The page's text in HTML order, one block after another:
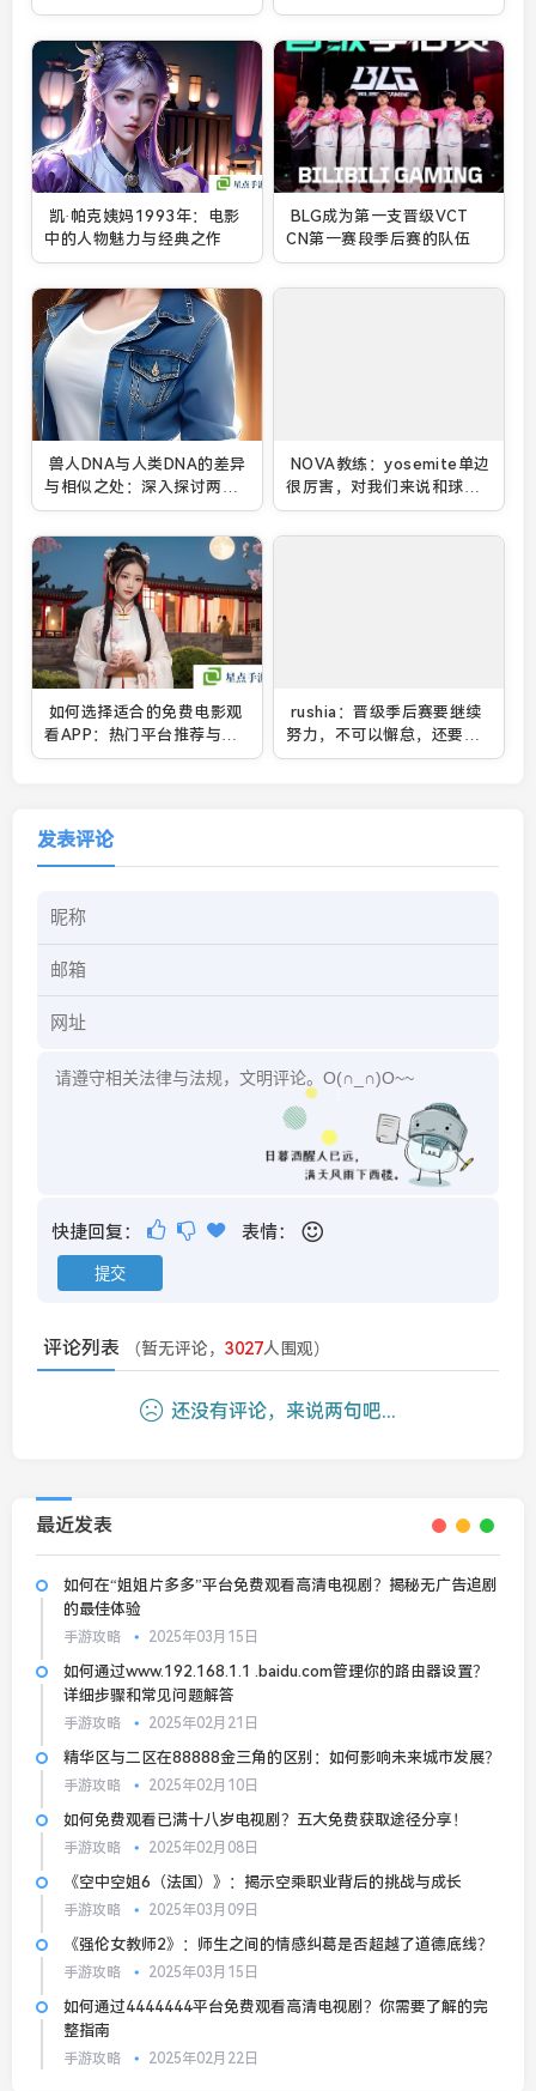
凯·帕克姨妈1993年：电影
中的人物魅力与经典之作
BLG成为第一支晋级VCT
CN第一赛段季后赛的队伍
兽人DNA与人类DNA的差异
与相似之处：深入探讨两者
基因结构的奥秘
NOVA教练：yosemite单边
很厉害，对我们来说和球球
一个量级
如何选择适合的免费电影观
看APP：热门平台推荐与使
用技巧
rushia：晋级季后赛要继续
努力，不可以懈怠，还要去
大师赛
发表评论
快捷回复： 表情：
评论列表 （暂无评论， 3027人围观）
还没有评论，来说两句吧...
最近发表
如何在“姐姐片多多”平台免费观看高清电视剧？揭秘无广告追剧
的最佳体验
手游攻略 2025年03月15日
如何通过www.192.168.1.1 .baidu.com管理你的路由器设置？
详细步骤和常见问题解答
手游攻略 2025年02月21日
精华区与二区在88888金三角的区别：如何影响未来城市发展？
手游攻略 2025年02月10日
如何免费观看已满十八岁电视剧？五大免费获取途径分享！
手游攻略 2025年02月08日
《空中空姐6（法国）》：揭示空乘职业背后的挑战与成长
手游攻略 2025年03月09日
《强伦女教师2》：师生之间的情感纠葛是否超越了道德底线？
手游攻略 2025年03月15日
如何通过4444444平台免费观看高清电视剧？你需要了解的完
整指南
手游攻略 2025年02月22日